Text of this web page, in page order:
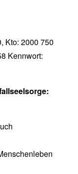
Kto: 2000 750
Kennwort: